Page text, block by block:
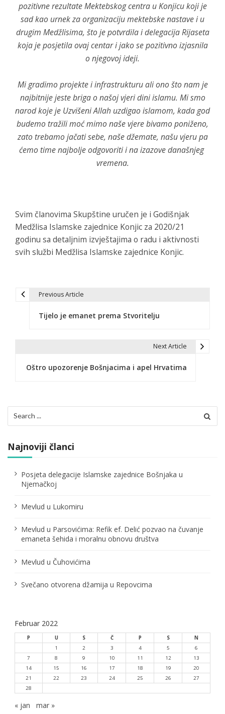
pozitivne rezultate Mektebskog centra u Konjicu koji je
sad kao urnek za organizaciju mektebske nastave i u
drugim Medžlisima, što je potvrdila i delegacija Rijaseta
koja je posjetila ovaj centar i jako se pozitivno izjasnila
o njegovoj ideji.
Mi gradimo projekte i infrastrukturu ali ono što nam je
najbitnije jeste briga o našoj vjeri dini islamu. Mi smo
narod koje je Uzvišeni Allah uzdigao islamom, kada god
budemo tražili moć mimo naše vjere bivamo poniženo,
zato trebamo jačati sebe, naše džemate, našu vjeru pa
ćemo time najbolje odgovoriti i na izazove današnjeg
vremena.
Svim članovima Skupštine uručen je i Godišnjak
Medžlisa Islamske zajednice Konjic za 2020/21
godinu sa detaljnim izvještajima o radu i aktivnosti
svih službi Medžlisa Islamske zajednice Konjic.
c
i
j
l
n
a
Previous Article
Tijelo je emanet prema Stvoritelju
Next Article
Oštro upozorenje Bošnjacima i apel Hrvatima
for:
Najnoviji članci
Posjeta delegacije Islamske zajednice Bošnjaka u
Njemačkoj
Mevlud u Lukomiru
Mevlud u Parsovićima: Refik ef. Delić pozvao na čuvanje
emaneta šehida i moralnu obnovu društva
Mevlud u Čuhovićima
Svečano otvorena džamija u Repovcima
Februar 2022
P U S Č P S
N
1
2 3 4 5
6
7
8 9 10 11 12
13
14
15 16 17 18 19
20
21
22 23 24 25 26
27
28
« jan mar »